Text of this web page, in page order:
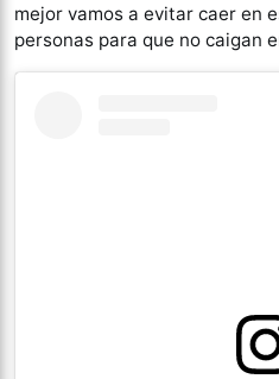
mejor vamos a evitar caer en
personas para que no caigan